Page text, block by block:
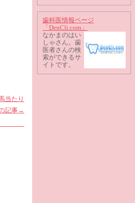
当たり
記事→
歯科医情報ページ
「DenCli.com」
なかまのはい
しゃさん。歯
医者さんの検
索ができるサ
イトです。